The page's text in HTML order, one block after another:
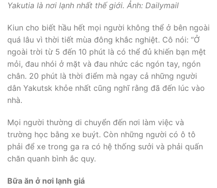
Yakutia là nơi lạnh nhất thế giới. Ảnh: Dailymail
Kiun cho biết hầu hết mọi người không thể ở bên ngoài
quá lâu vì thời tiết mùa đông khắc nghiệt. Cô nói: “Ở
ngoài trời từ 5 đến 10 phút là có thể đủ khiến bạn mệt
mỏi, đau nhói ở mặt và đau nhức các ngón tay, ngón
chân. 20 phút là thời điểm mà ngay cả những người
dân Yakutsk khỏe nhất cũng nghĩ rằng đã đến lúc vào
nhà.
Mọi người thường di chuyển đến nơi làm việc và
trường học bằng xe buýt. Còn những người có ô tô
phải để xe trong ga ra có hệ thống sưởi và phải quấn
chăn quanh bình ắc quy.
Bữa ăn ở nơi lạnh giá